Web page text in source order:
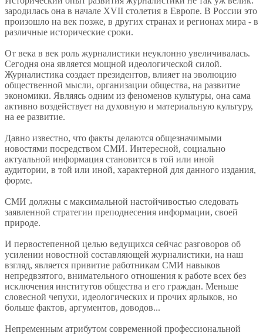
зародилась она в начале XVII столетия в Европе. В России это
произошло на век позже, в других странах и регионах мира - в
различные исторические сроки.
От века в век роль журналистики неуклонно увеличивалась.
Сегодня она является мощной идеологической силой.
Журналистика создает президентов, влияет на эволюцию
общественной мысли, организации общества, на развитие
экономики. Являясь одним из феноменов культуры, она сама
активно воздействует на духовную и материальную культуру,
на ее развитие.
Давно известно, что факты делаются общезначимыми
новостями посредством СМИ. Интересной, социально
актуальной информация становится в той или иной
аудитории, в той или иной, характерной для данного издания,
форме.
СМИ должны с максимальной настойчивостью следовать
заявленной стратегии преподнесения информации, своей
природе.
И первостепенной целью ведущихся сейчас разговоров об
усилении новостной составляющей журналистики, на наш
взгляд, является привитие работникам СМИ навыков
непредвзятого, внимательного отношения к работе всех без
исключения институтов общества и его граждан. Меньше
словесной чепухи, идеологических и прочих ярлыков, но
больше фактов, аргументов, доводов...
Непременным атрибутом современной профессиональной